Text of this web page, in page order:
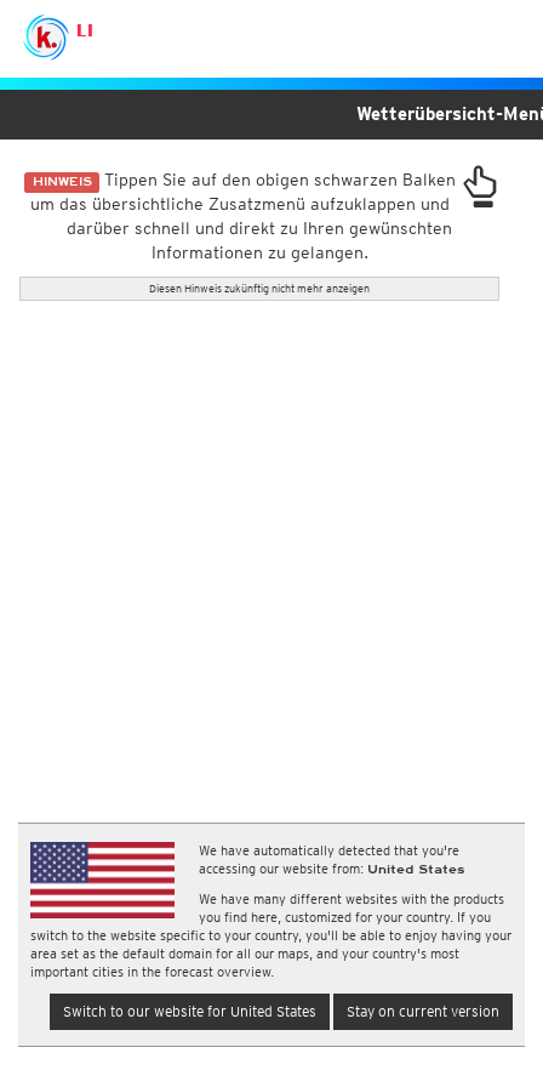
LI
HINWEIS Tippen Sie auf den obigen schwarzen Balken
um das übersichtliche Zusatzmenü aufzuklappen und
darüber schnell und direkt zu Ihren gewünschten
Informationen zu gelangen.
Diesen Hinweis zukünftig nicht mehr anzeigen
We have automatically detected that you're
accessing our website from: United States
We have many different websites with the products
you find here, customized for your country. If you
switch to the website specific to your country, you'll be able to enjoy having your
area set as the default domain for all our maps, and your country's most
important cities in the forecast overview.
Switch to our website for United States Stay on current version
Wetterübersicht-